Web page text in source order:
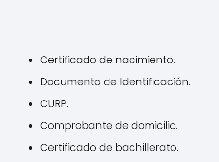
Certificado de nacimiento.
Documento de Identificación.
CURP.
Comprobante de domicilio.
Certificado de bachillerato.